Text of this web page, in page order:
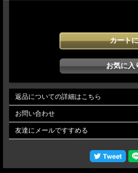
コンチョはネジ式で、取り付けはドライバ
返品についての詳細はこちら
お問い合わせ
友達にメールですすめる